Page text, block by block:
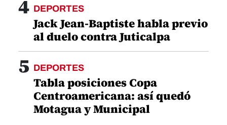
ÚLTIMAS NOTICIAS